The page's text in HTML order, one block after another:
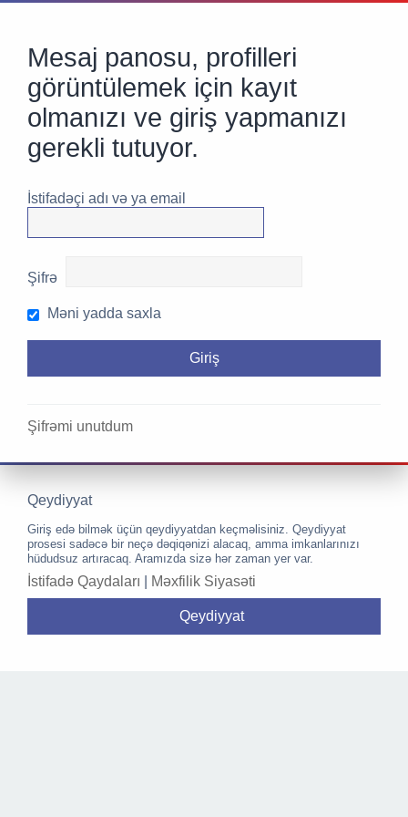
Mesaj panosu, profilleri
görüntülemek için kayıt
olmanızı ve giriş yapmanızı
gerekli tutuyor.
İstifadəçi adı və ya email
Şifrə
Məni yadda saxla
Şifrəmi unutdum
Qeydiyyat
Giriş edə bilmək üçün qeydiyyatdan keçməlisiniz. Qeydiyyat
prosesi sadəcə bir neçə dəqiqənizi alacaq, amma imkanlarınızı
hüdudsuz artıracaq. Aramızda sizə hər zaman yer var.
İstifadə Qaydaları Məxfilik Siyasəti
Qeydiyyat